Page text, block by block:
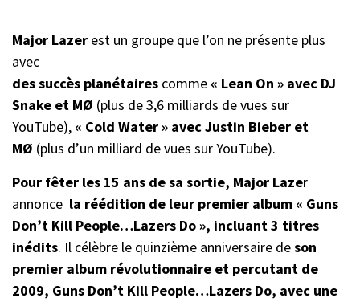
Major Lazer est un groupe que l’on ne présente plus
avec
des succès planétaires comme « Lean On » avec DJ
Snake et MØ (plus de 3,6 milliards de vues sur
YouTube), « Cold Water » avec Justin Bieber et
MØ (plus d’un milliard de vues sur YouTube).
Pour fêter les 15 ans de sa sortie, Major Lazer
annonce la réédition de leur premier album « Guns
Don’t Kill People…Lazers Do », incluant 3 titres
inédits. Il célèbre le quinzième anniversaire deson
premier album révolutionnaire et percutant de
2009, Guns Don’t Kill People…Lazers Do, avec une